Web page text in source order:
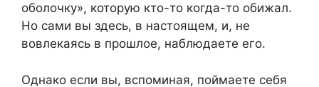
оболочку», которую кто-то когда-то обижал.
Но сами вы здесь, в настоящем, и, не
вовлекаясь в прошлое, наблюдаете его.
Однако если вы, вспоминая, поймаете себя